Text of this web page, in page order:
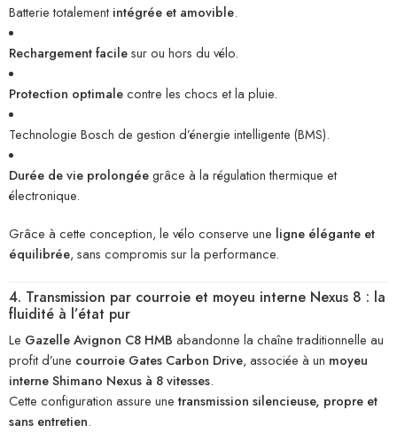
Batterie totalement intégrée et amovible.
Rechargement facilesur ou hors du vélo.
Protection optimalecontre les chocs et la pluie.
Technologie Bosch de gestion d’énergie intelligente (BMS).
Durée de vie prolongéegrâce à la régulation thermique et
électronique.
Grâce à cette conception, le vélo conserve une ligne élégante et
équilibrée, sans compromis sur la performance.
4. Transmission par courroie et moyeu interne Nexus 8 : la
fluidité à l’état pur
Le Gazelle Avignon C8 HMB abandonne la chaîne traditionnelle au
profit d’une courroie Gates Carbon Drive, associée à un moyeu
interne Shimano Nexus à 8 vitesses.
Cette configuration assure une transmission silencieuse, propre et
sans entretien.